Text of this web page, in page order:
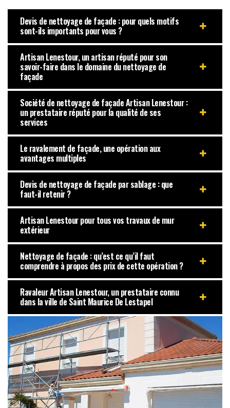
Devis de nettoyage de façade : pour quels motifs
sont-ils importants pour vous ?
Artisan Lenestour, un artisan réputé pour son
savoir-faire dans le domaine du nettoyage de
façade
Société de nettoyage de façade Artisan Lenestour :
un prestataire réputé pour la qualité de ses
services
Le ravalement de façade, une opération aux
avantages multiples
Devis de nettoyage de façade par sablage : que
faut-il retenir ?
Artisan Lenestour pour tous vos travaux de mur
extérieur
Nettoyage de façade : qu’est ce qu’il faut
comprendre à propos des prix de cette opération ?
Ravaleur Artisan Lenestour, un prestataire connu
dans la ville de Saint Maurice De Lestapel